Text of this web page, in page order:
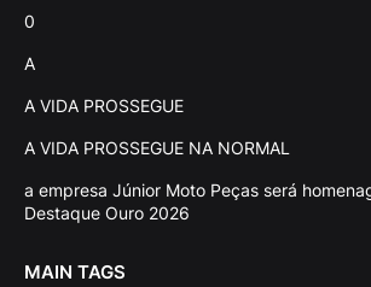
0
A
A VIDA PROSSEGUE
A VIDA PROSSEGUE NA NORMAL
a empresa Júnior Moto Peças será
Destaque Ouro 2026
MAIN TAGS